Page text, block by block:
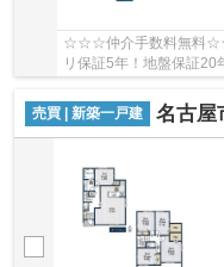
☆☆☆仲介手数料無料
リ保証5年！地盤保証20
売買 | 新築一戸建 名古屋市千種